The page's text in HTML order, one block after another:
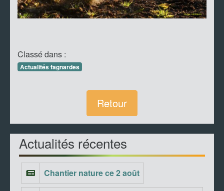
Classé dans :
Actualités fagnardes
Retour
Actualités récentes
Chantier nature ce 2 août